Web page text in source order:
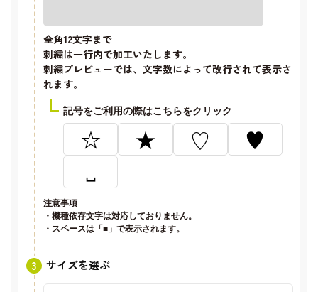
全角12文字まで
刺繍は一行内で加工いたします。
刺繍プレビューでは、文字数によって改行されて表示さ
れます。
記号をご利用の際はこちらをクリック
☆ ★ ♡
♥
␣
注意事項
・機種依存文字は対応しておりません。
・スペースは「■」で表示されます。
サイズを選ぶ